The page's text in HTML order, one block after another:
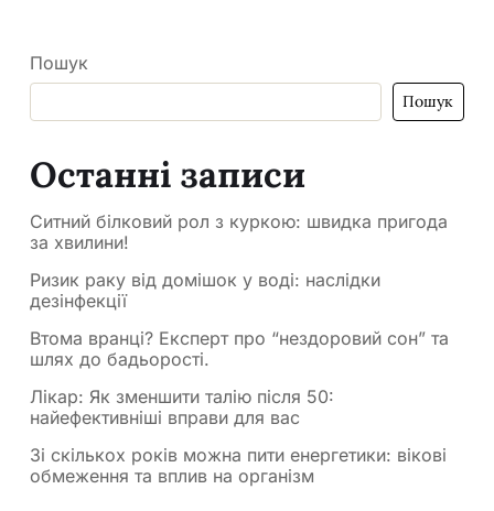
Пошук
Пошук
Останні записи
Ситний білковий рол з куркою: швидка пригода
за хвилини!
Ризик раку від домішок у воді: наслідки
дезінфекції
Втома вранці? Експерт про “нездоровий сон” та
шлях до бадьорості.
Лікар: Як зменшити талію після 50:
найефективніші вправи для вас
Зі скількох років можна пити енергетики: вікові
обмеження та вплив на організм